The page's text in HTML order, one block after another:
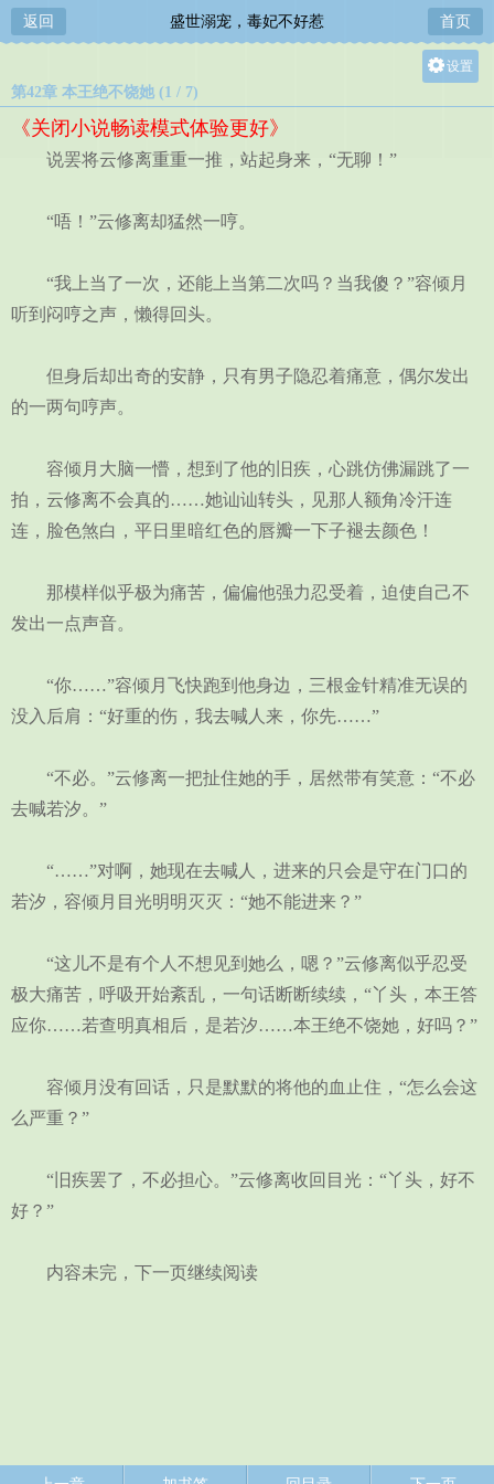
返回 盛世溺宠，毒妃不好惹 首页
设置
第42章 本王绝不饶她 (1 / 7)
《关闭小说畅读模式体验更好》
说罢将云修离重重一推，站起身来，“无聊！”
“唔！”云修离却猛然一哼。
“我上当了一次，还能上当第二次吗？当我傻？”容倾月
听到闷哼之声，懒得回头。
但身后却出奇的安静，只有男子隐忍着痛意，偶尔发出
的一两句哼声。
容倾月大脑一懵，想到了他的旧疾，心跳仿佛漏跳了一
拍，云修离不会真的……她讪讪转头，见那人额角冷汗连
连，脸色煞白，平日里暗红色的唇瓣一下子褪去颜色！
那模样似乎极为痛苦，偏偏他强力忍受着，迫使自己不
发出一点声音。
“你……”容倾月飞快跑到他身边，三根金针精准无误的
没入后肩：“好重的伤，我去喊人来，你先……”
“不必。”云修离一把扯住她的手，居然带有笑意：“不必
去喊若汐。”
“……”对啊，她现在去喊人，进来的只会是守在门口的
若汐，容倾月目光明明灭灭：“她不能进来？”
“这儿不是有个人不想见到她么，嗯？”云修离似乎忍受
极大痛苦，呼吸开始紊乱，一句话断断续续，“丫头，本王答
应你……若查明真相后，是若汐……本王绝不饶她，好吗？”
容倾月没有回话，只是默默的将他的血止住，“怎么会这
么严重？”
“旧疾罢了，不必担心。”云修离收回目光：“丫头，好不
好？”
内容未完，下一页继续阅读